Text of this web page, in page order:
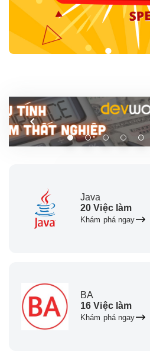
Java
20 Việc làm
Khám phá ngay
BA
16 Việc làm
Khám phá ngay